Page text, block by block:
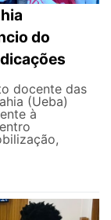
do
docente das
(Ueba)
à